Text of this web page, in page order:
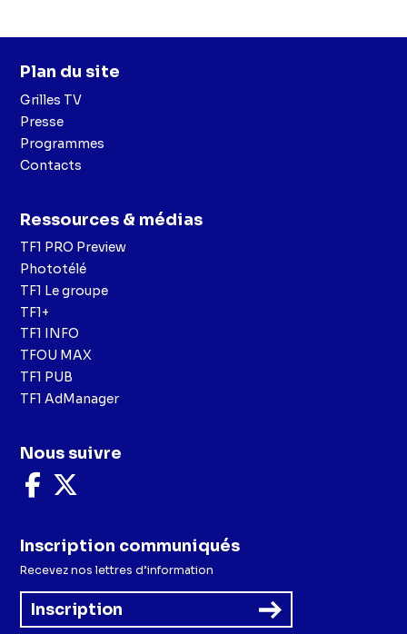
Plan du site
Grilles TV
Presse
Programmes
Contacts
Ressources & médias
TF1 PRO Preview
Phototélé
TF1 Le groupe
TF1+
TF1 INFO
TFOU MAX
TF1 PUB
TF1 AdManager
Nous suivre
Nous
suivre
Facebook
X
Inscription communiqués
Recevez nos lettres d’information
Inscription